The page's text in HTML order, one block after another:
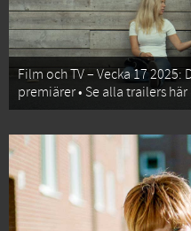
Film och TV – Vecka 17
premiärer • Se alla trailers här